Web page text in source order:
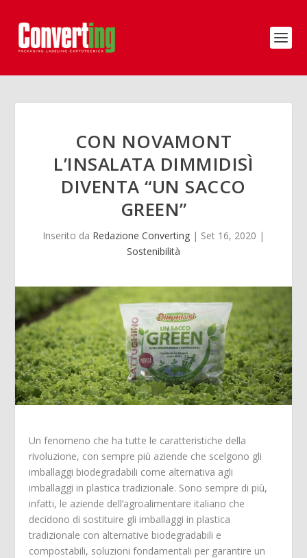
CON NOVAMONT
L’INSALATA DIMMIDISÌ
DIVENTA “UN SACCO
GREEN”
Inserito da Redazione Converting | Set 16, 2020 |
Sostenibilità
Un fenomeno che ha tutte le caratteristiche della
rivoluzione, con sempre più aziende che scelgono gli
imballaggi biodegradabili come alternativa agli
imballaggi in plastica tradizionale. Sono sempre di più,
infatti, le aziende dell’agroalimentare italiano che
decidono di sostituire gli imballaggi in plastica
tradizionale con alternative biodegradabili e
compostabili, soluzioni fondamentali per garantire un